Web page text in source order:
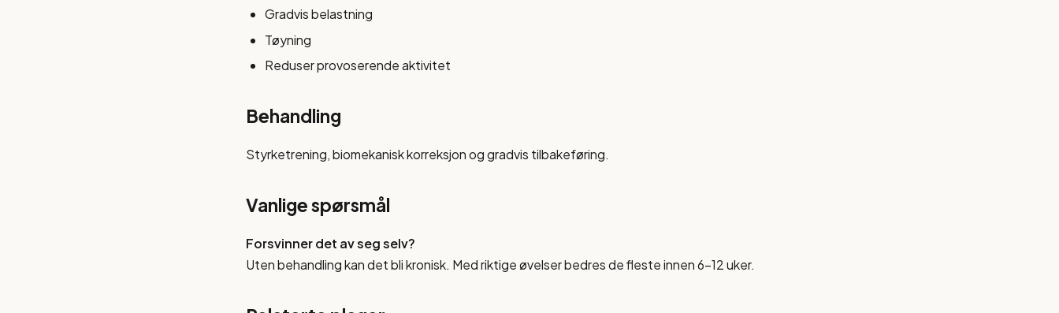
Gradvis belastning
Tøyning
Reduser provoserende aktivitet
Behandling
Styrketrening, biomekanisk korreksjon og gradvis tilbakeføring.
Vanlige spørsmål
Forsvinner det av seg selv?
Uten behandling kan det bli kronisk. Med riktige øvelser bedres de fleste innen 6-12 uker.